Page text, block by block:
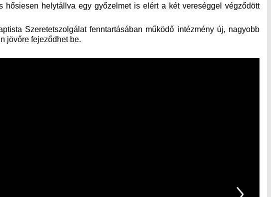
helytállva egy győzelmet is elért a két vereséggel végződött
Szeretetszolgálat fenntartásában működő intézmény új, nagyobb
jövőre fejeződhet be.